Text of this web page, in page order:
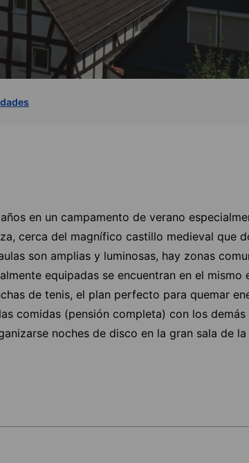
en un campamento de verano
cerca del magnífico castillo medieval que
son amplias y luminosas, hay zonas
equipadas se encuentran en el mismo
de tenis, el plan perfecto para quemar
comidas (pensión completa) con los demás
noches de disco en la gran sala de la